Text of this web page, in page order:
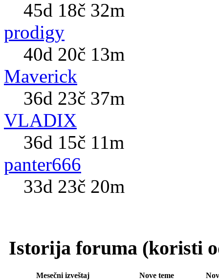
45d 18č 32m
prodigy
40d 20č 13m
Maverick
36d 23č 37m
VLADIX
36d 15č 11m
panter666
33d 23č 20m
Istorija foruma (koristi
Mesečni izveštaj Nove teme